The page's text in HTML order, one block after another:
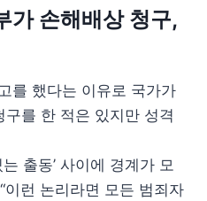
가 손해배상 청구,
를 했다는 이유로 국가가
를 한 적은 있지만 성격
는 출동’ 사이에 경계가 모
이런 논리라면 모든 범죄자